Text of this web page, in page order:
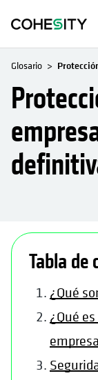
Glosario
Tabla de
¿Qué
¿Qué